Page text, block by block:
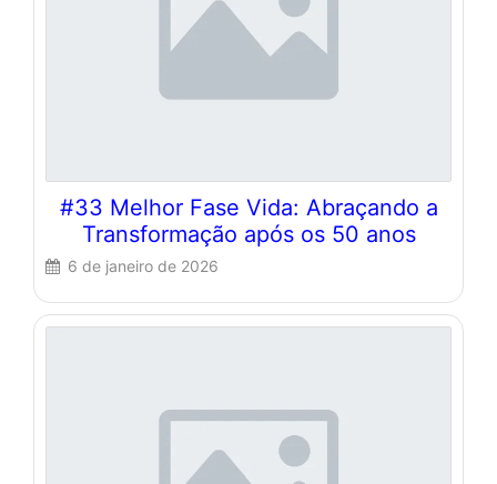
#33 Melhor Fase Vida: Abraçando a
Transformação após os 50 anos
6 de janeiro de 2026